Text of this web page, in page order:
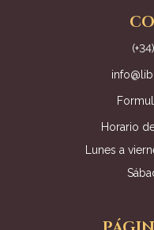
Horario
Lunes a